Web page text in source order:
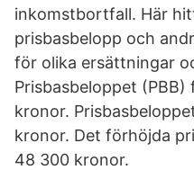
inkomstbortfall. Här
prisbasbelopp och
för olika ersättningar
Prisbasbeloppet
kronor.
kronor. Det förhöjda
48 300 kronor.